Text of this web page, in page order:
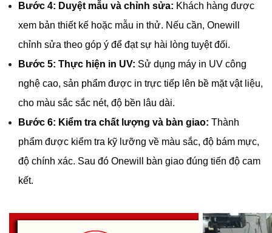
Bước 4: Duyệt mẫu và chỉnh sửa: Khách hàng được
xem bản thiết kế hoặc mẫu in thử. Nếu cần, Onewill
chỉnh sửa theo góp ý để đạt sự hài lòng tuyệt đối.
Bước 5: Thực hiện in UV: Sử dụng máy in UV công
nghệ cao, sản phẩm được in trực tiếp lên bề mặt vật liệu,
cho màu sắc sắc nét, độ bền lâu dài.
Bước 6: Kiểm tra chất lượng và bàn giao: Thành
phẩm được kiểm tra kỹ lưỡng về màu sắc, độ bám mực,
độ chính xác. Sau đó Onewill bàn giao đúng tiến độ cam
kết.